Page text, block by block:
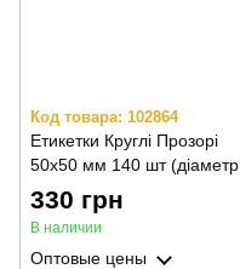
Код товара: 102864
Етикетки Круглі Прозорі
50х50 мм 140 шт (діаметр
48 мм) для NIIMBOT M2
330 грн
В наличии
Оптовые цены